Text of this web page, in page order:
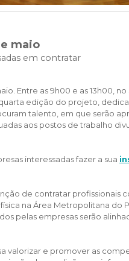
maio
em contratar
Entre as 9h00 e as 13h00,
edição do projeto,
talento, em que serão
aos postos de trabalho
interessadas fazer a sua
de contratar profissionais
na Área Metropolitana do
pelas empresas serão
valorizar e promover as